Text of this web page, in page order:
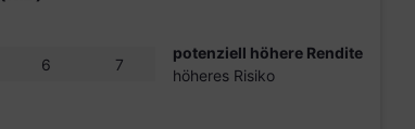
6 7
potenziell höhere Rendite
höheres Risiko